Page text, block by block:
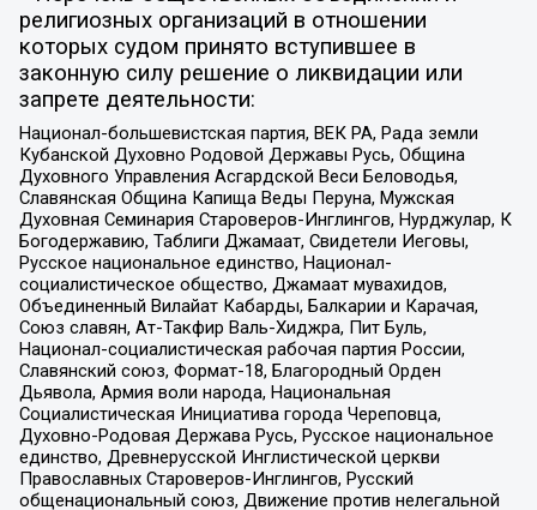
религиозных организаций в отношении
которых судом принято вступившее в
законную силу решение о ликвидации или
запрете деятельности:
Национал-большевистская партия, ВЕК РА, Рада земли
Кубанской Духовно Родовой Державы Русь, Община
Духовного Управления Асгардской Веси Беловодья,
Славянская Община Капища Веды Перуна, Мужская
Духовная Семинария Староверов-Инглингов, Нурджулар, К
Богодержавию, Таблиги Джамаат, Свидетели Иеговы,
Русское национальное единство, Национал-
социалистическое общество, Джамаат мувахидов,
Объединенный Вилайат Кабарды, Балкарии и Карачая,
Союз славян, Ат-Такфир Валь-Хиджра, Пит Буль,
Национал-социалистическая рабочая партия России,
Славянский союз, Формат-18, Благородный Орден
Дьявола, Армия воли народа, Национальная
Социалистическая Инициатива города Череповца,
Духовно-Родовая Держава Русь, Русское национальное
единство, Древнерусской Инглистической церкви
Православных Староверов-Инглингов, Русский
общенациональный союз, Движение против нелегальной